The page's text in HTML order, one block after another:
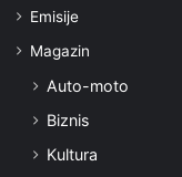
Emisije
Magazin
Auto-moto
Biznis
Kultura